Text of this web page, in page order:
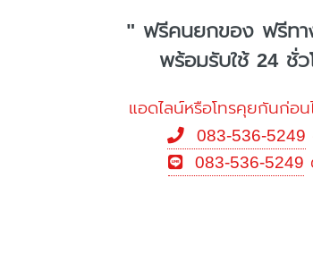
" ฟรีคนยกของ ฟรีท
พร้อมรับใช้ 24 ชั่ว
แอดไลน์หรือโทรคุยกันก่อน
083-536-5249
083-536-5249